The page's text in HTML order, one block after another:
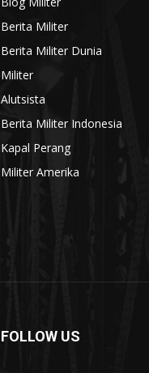
Berita Militer
Berita Militer Dunia
Militer
Alutsista
Berita Militer Indonesia
Kapal Perang
Militer Amerika
FOLLOW US